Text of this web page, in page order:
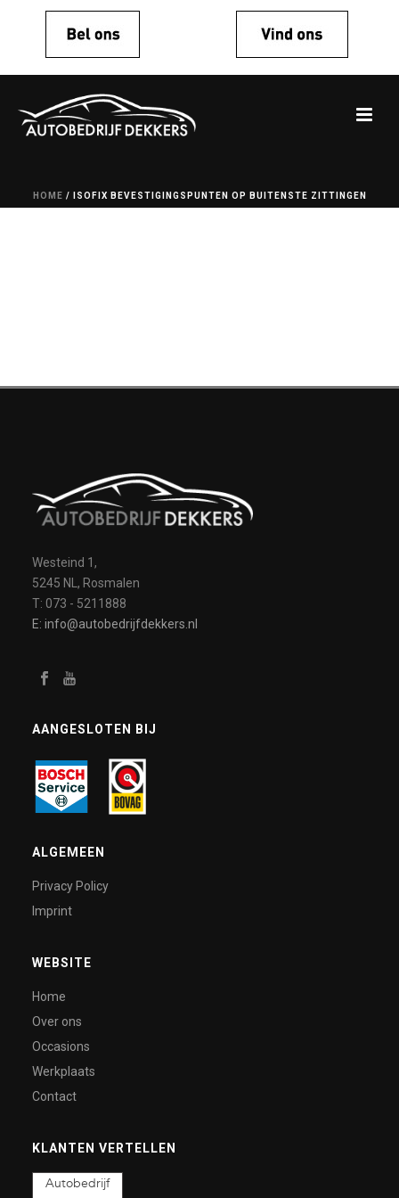
HOME / ISOFIX BEVESTIGINGSPUNTEN OP BUITENSTE ZITTINGEN
Westeind 1,
5245 NL, Rosmalen
T: 073 - 5211888
E: info@autobedrijfdekkers.nl
AANGESLOTEN BIJ
ALGEMEEN
Privacy Policy
Imprint
WEBSITE
Home
Over ons
Occasions
Werkplaats
Contact
KLANTEN VERTELLEN
Autobedrijf